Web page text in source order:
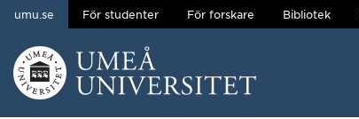
Hoppa direkt till innehållet
umu.se För studenter För forskare Bibliotek